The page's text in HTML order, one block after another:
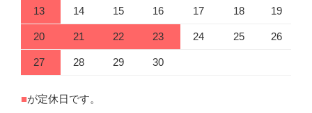
13 14 15 16 17 18 19
20 21 22 23 24 25 26
27 28 29 30
■が定休日です。